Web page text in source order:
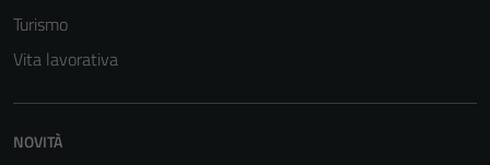
Turismo
Vita lavorativa
NOVITÀ